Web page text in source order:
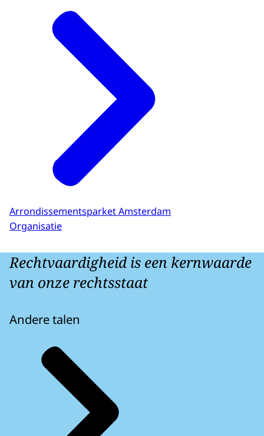
Arrondissementsparket Amsterdam
Organisatie
Rechtvaardigheid is een kernwaarde
van onze rechtsstaat
Andere talen